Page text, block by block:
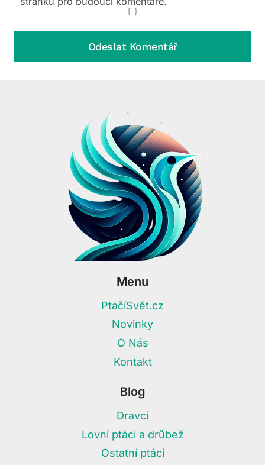
Menu
PtačíSvět.cz
Novinky
O Nás
Kontakt
Blog
Dravci
Lovní ptáci a drůbež
Ostatní ptáci